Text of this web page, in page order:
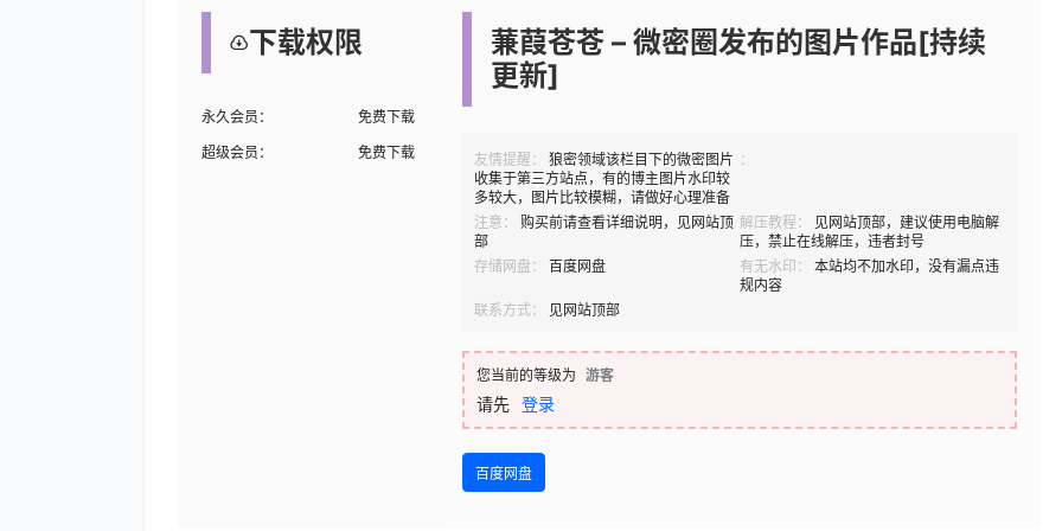
下载权限
永久会员：
免费下载
超级会员：
免费下载
蒹葭苍苍 – 微密圈发布的图片作品[持续
更新]
友情提醒：
狼密领域该栏目下的微密图片
收集于第三方站点，有的博主图片水印较
多较大，图片比较模糊，请做好心理准备
：
注意：
购买前请查看详细说明，见网站顶
部
解压教程：
见网站顶部，建议使用电脑解
压，禁止在线解压，违者封号
存储网盘：
百度网盘 有无水印：
本站均不加水印，没有漏点违
规内容
联系方式：
见网站顶部
您当前的等级为 游客
请先 登录
百度网盘